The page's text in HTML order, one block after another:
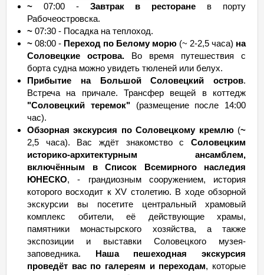
~ 07:00 - Завтрак в ресторане в порту
Рабочеостровска.
~ 07:30 - Посадка на теплоход.
~ 08:00 - Переход по Белому морю (~ 2-2,5 часа) на
Соловецкие острова. Во время путешествия с
борта судна можно увидеть тюленей или белух.
Прибытие на Большой Соловецкий остров.
Встреча на причале. Трансфер вещей в коттедж
"Соловецкий теремок"(размещение после 14:00
час).
Обзорная экскурсия по Соловецкому кремлю(~
2,5 часа). Вас ждёт знакомство с Соловецким
историко-архитектурным ансамблем,
включённым в Список Всемирного наследия
ЮНЕСКО, - грандиозным сооружением, история
которого восходит к XV столетию. В ходе обзорной
экскурсии вы посетите центральный храмовый
комплекс обители, её действующие храмы,
памятники монастырского хозяйства, а также
экспозиции и выставки Соловецкого музея-
заповедника. Наша пешеходная экскурсия
проведёт вас по галереям и переходам, которые